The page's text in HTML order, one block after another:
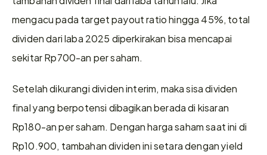
mengacu pada target payout ratio hingga 45%, total
dividen dari laba 2025 diperkirakan bisa mencapai
sekitar Rp700-an per saham.
Setelah dikurangi dividen interim, maka sisa dividen
final yang berpotensi dibagikan berada di kisaran
Rp180-an per saham. Dengan harga saham saat ini di
Rp10.900, tambahan dividen ini setara dengan yield